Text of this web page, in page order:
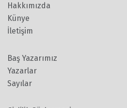
Hakkımızda
Künye
İletişim
Baş Yazarımız
Yazarlar
Sayılar